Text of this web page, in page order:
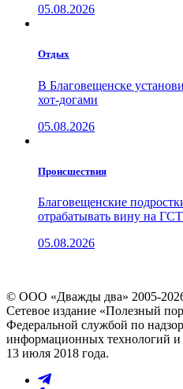
05.08.2026
Отдых
В Благовещенске
хот-догами
05.08.2026
Проиcшествия
Благовещенские
отрабатывать вину на
05.08.2026
© ООО «Дважды два» 2005-
Сетевое издание «Полезный
Федеральной службой по
информационных технологий
13 июля 2018 года.